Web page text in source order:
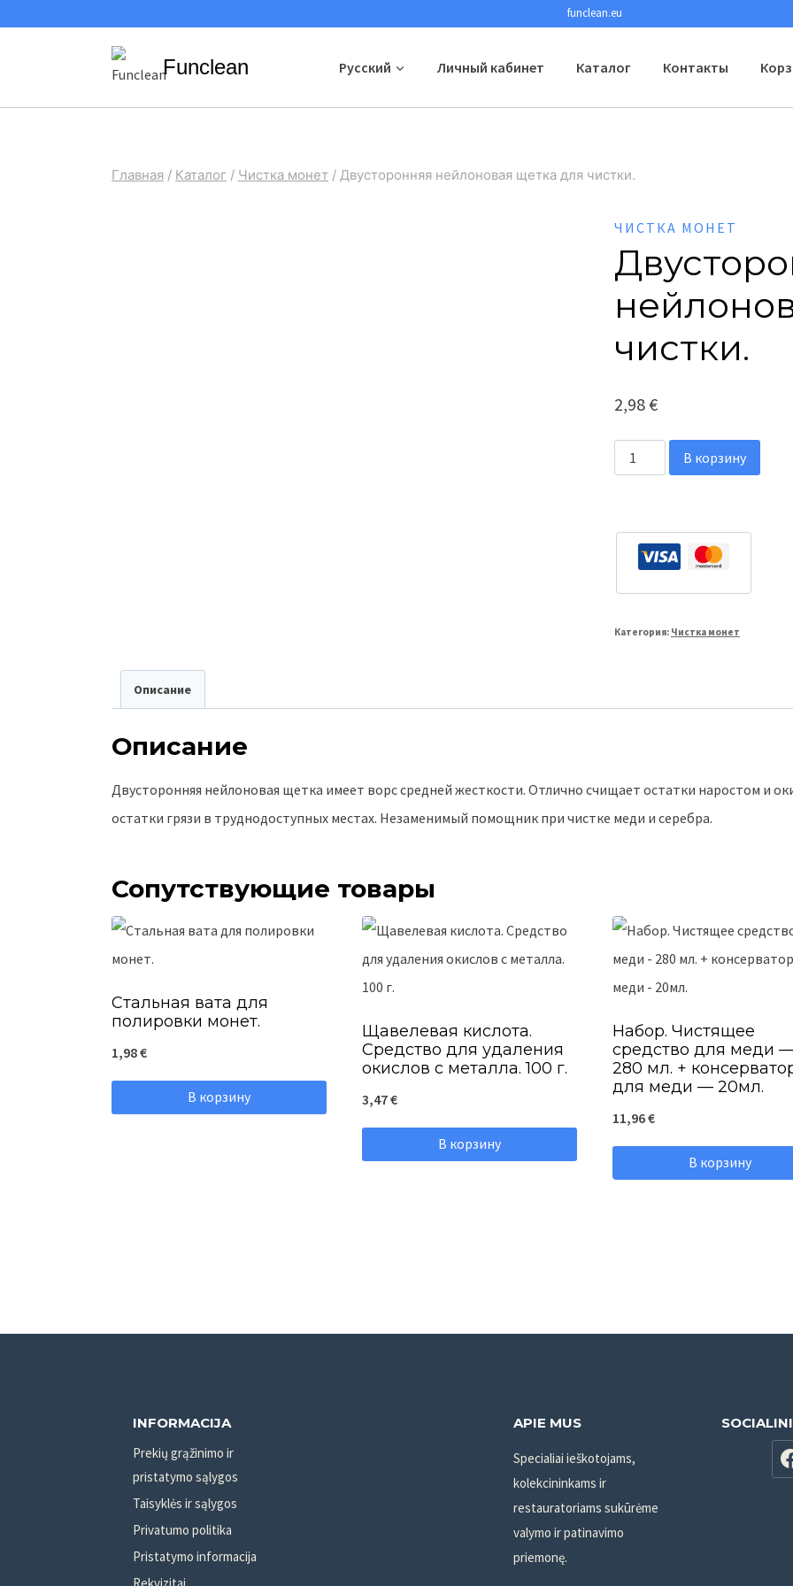
funclean.eu
Funclean Русский Личный кабинет Каталог Контакты
Главная / Каталог / Чистка монет / Двусторонняя нейлоновая щетка для чистки.
ЧИСТКА МОНЕТ
чистки.
2,98€
Количество
товара
нейлоновая
щетка
для
В корзину
Категория: Чистка монет
Описание
Описание
Двусторонняя нейлоновая щетка имеет ворс средней жесткости. Отлично счищает остатки наростом и
остатки грязи в труднодоступных местах. Незаменимый помощник при чистке меди и серебра.
Сопутствующие товары
Стальная вата для
полировки монет.
1,98€
В корзину
Щавелевая кислота.
Средство для удаления
окислов с металла. 100 г.
3,47€
В корзину
Набор. Чистящее
средство для меди
280 мл. +
для меди — 20мл.
11,96€
В корзину
INFORMACIJA
Prekių grąžinimo ir
pristatymo sąlygos
Taisyklės ir sąlygos
Privatumo politika
Pristatymo informacija
APIE MUS
Specialiai ieškotojams,
kolekcininkams ir
restauratoriams sukūrėme
valymo ir patinavimo
priemonę.